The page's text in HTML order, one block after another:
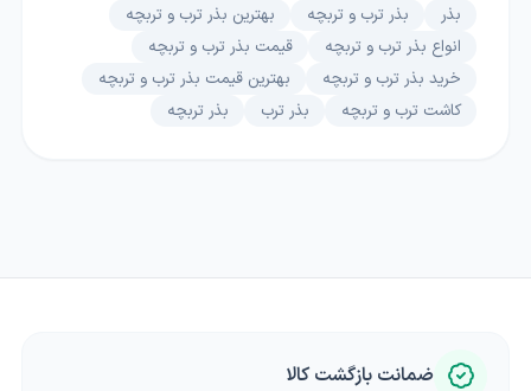
بذر بذر ترب و تربچه
بهترین بذر ترب و تربچه
انواع بذر ترب و تربچه
قیمت بذر ترب و تربچه
خرید بذر ترب و تربچه
بهترین قیمت بذر ترب و تربچه
کاشت ترب و تربچه
بذر ترب بذر تربچه
ضمانت بازگشت کالا